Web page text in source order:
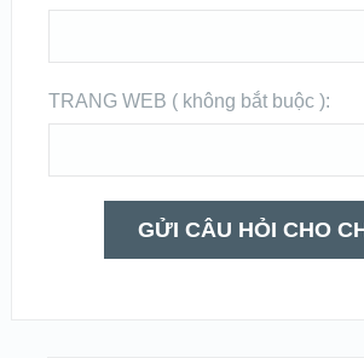
TRANG WEB ( không bắt buộc ):